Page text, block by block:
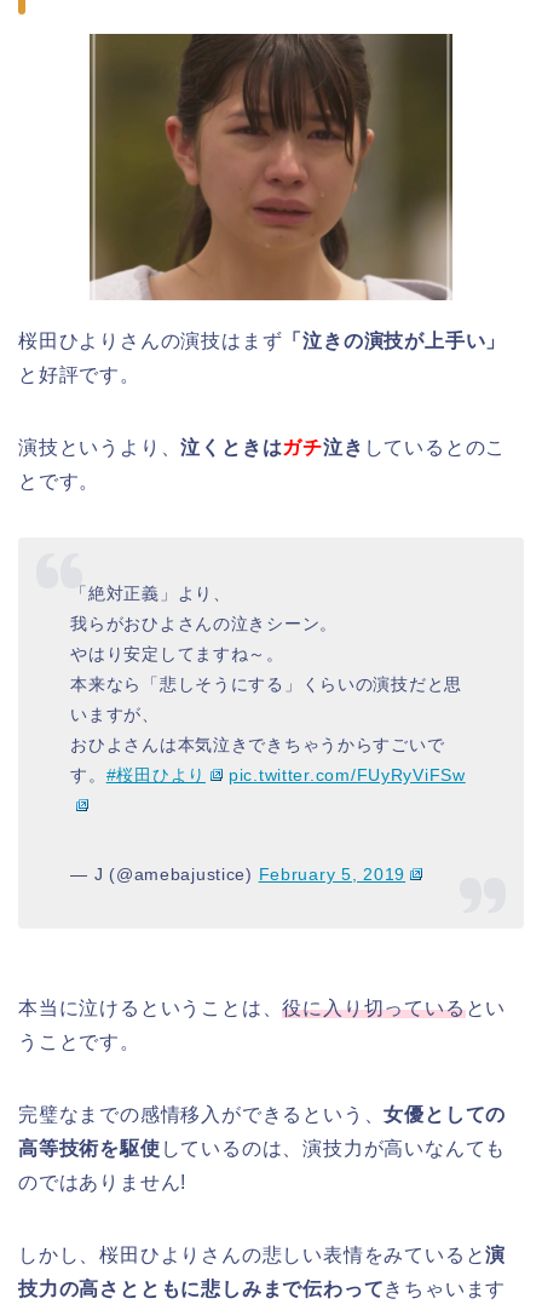
桜田ひよりさんの演技はまず 「泣きの演技が上手い」
と好評です。
演技というより、泣くときはガチ泣き しているとのこ
とです。
「絶対正義」より、
我らがおひよさんの泣きシーン。
やはり安定してますね～。
本来なら「悲しそうにする」くらいの演技だと思
いますが、
おひよさんは本気泣きできちゃうからすごいで
す。 #桜田ひより pic.twitter.com/FUyRyViFSw
— J (@amebajustice) February 5, 2019
本当に泣けるということは、役に入り切っているとい
うことです。
完璧なまでの感情移入ができるという、女優としての
高等技術を駆使 しているのは、演技力が高いなんても
のではありません!
しかし、桜田ひよりさんの悲しい表情をみていると演
技力の高さとともに悲しみまで伝わってきちゃいます